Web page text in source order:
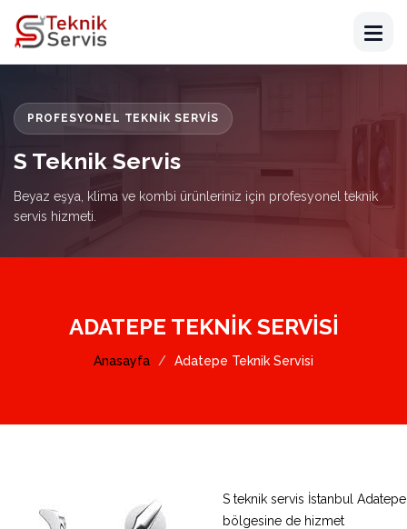
PROFESYONEL TEKNIK SERVIS
S Teknik Servis
Beyaz eşya, klima ve kombi ürünleriniz için profesyonel teknik
servis hizmeti.
ADATEPE TEKNIK SERVISI
Anasayfa Adatepe Teknik Servisi
S teknik servis İstanbul Adatepe
bölgesine de hizmet